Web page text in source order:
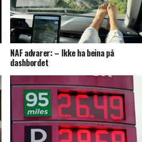
NAF advarer: – Ikke ha beina på
dashbordet